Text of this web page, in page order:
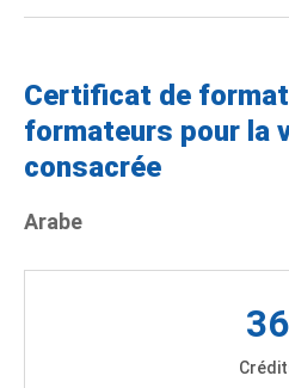
Certificat de
formateurs pour la
consacrée
Arabe
36